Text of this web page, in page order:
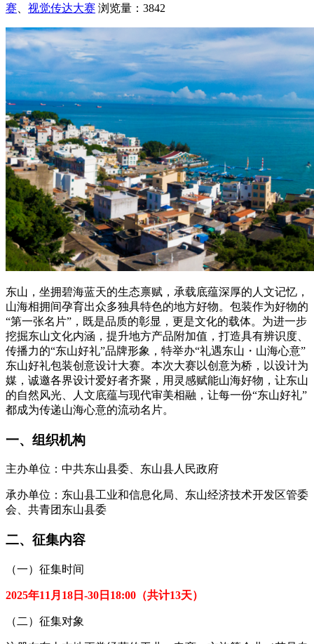
赛
视觉传达大赛 浏览量：3842
东山，坐拥碧海蓝天的生态禀赋，承载底蕴深厚的人文记忆，
山海相拥间孕育出众多独具特色的地方好物。包装作为好物的
“第一张名片”，既是品质的彰显，更是文化的载体。为进一步
挖掘东山文化内涵，提升地方产品附加值，打造具有辨识度、
传播力的“东山好礼”品牌形象，特举办“礼遇东山・山海心意”
东山好礼包装创意设计大赛。本次大赛以创意为桥，以设计为
媒，诚邀各界设计爱好者齐聚，用灵感赋能山海好物，让东山
的自然风光、人文底蕴与现代审美相融，让每一份“东山好礼”
都成为传递山海心意的流动名片。
一、组织机构
主办单位：中共东山县委、东山县人民政府
承办单位：东山县工业和信息化局、东山经济技术开发区管委
会、共青团东山县委
二、征集内容
（一）征集时间
2025年11月18日-30日18:00（共计13天）
（二）征集对象